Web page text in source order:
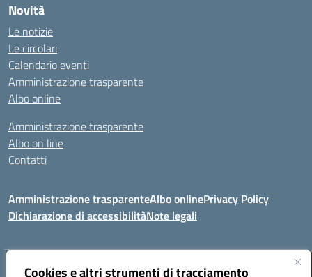
Cookies e altri strumenti di tracciamento
Novità
Le notizie
Le circolari
Calendario eventi
Amministrazione trasparente
Albo online
Amministrazione trasparente
Albo on line
Contatti
Amministrazione trasparenteAlbo onlinePrivacy Policy
Dichiarazione di accessibilitàNote legali
Indirizzo:Via Tirso, 07011 Bono (SS)